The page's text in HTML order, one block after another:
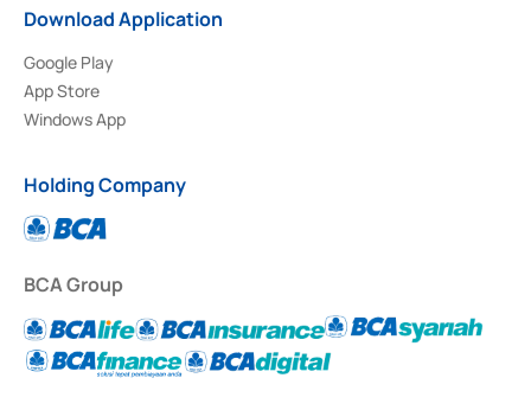
Download Application
Google Play
App Store
Windows App
Holding Company
BCA Group